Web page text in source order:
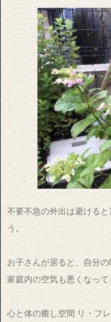
不要不急の外出は避ける
う。
お子さんが居ると、自分
家庭内の空気も悪くなって
心と体の癒し空間 リ・フ